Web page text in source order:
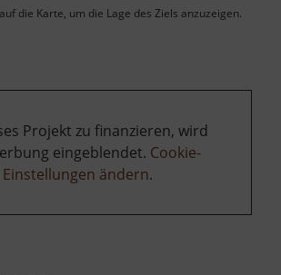
die Karte, um die Lage des Ziels anzuzeigen.
Projekt zu finanzieren, wird
eingeblendet. Cookie-
Einstellungen ändern.